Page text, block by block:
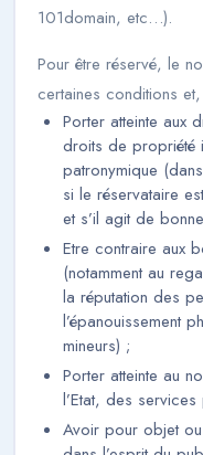
101domain, etc…).
Pour être réservé, le
certaines conditions
Porter atteinte aux
droits de propriété
patronymique
si le réservataire
et s’il agit de
Etre contraire aux
(notamment au
la réputation des
l’épanouissement
mineurs) ;
Porter atteinte au
l’Etat, des
Avoir pour objet